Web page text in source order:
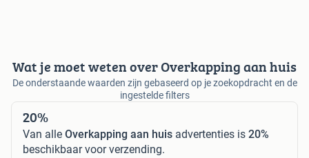
Wat je moet weten over Overkapping aan huis
De onderstaande waarden zijn gebaseerd op je zoekopdracht en de
ingestelde filters
20%
Van alle Overkapping aan huis advertenties is 20%
beschikbaar voor verzending.